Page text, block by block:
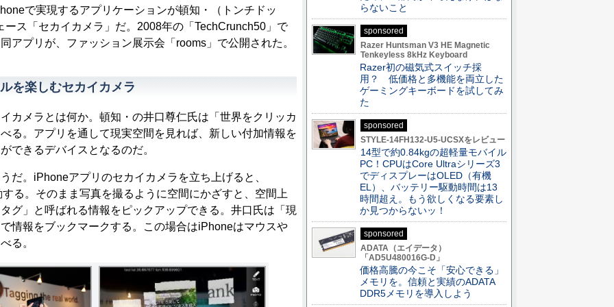
で実現するアプリケーションが頓知・（トンチドッ
ース「セカイカメラ」だ。2008年の「TechCrunch50」で
アプリが、ファッション展示会「rooms」で公開された。
を楽しむセカイカメラ
メラとは何か。頓知・の井口尊仁氏は「世界をクリッカ
る。アプリを通して現実空間を見れば、新しい付加情報を
できるデバイスとなるのだ。
。iPhoneアプリのセカイカメラを立ち上げると、
る。そのまま写真を撮るように空間にかざすと、空間上
グ」と呼ばれる情報をピックアップできる。井口氏は「現
情報をブックマークする。この場合はiPhoneはマウスや
る。
らないこと
sponsored
Razer Huntsman V3 HE Magnetic
Tenkeyless 8kHz Keyboard
Razer初の磁気式スイッチ採
用？ 低価格と多機能を両立した
ゲーミングキーボードを試してみ
た
sponsored
STYLE-14FH132-U5-UCSXをレビュー
14型で約0.84kgの超軽量モバイル
PC！CPUはCore Ultraシリーズ3
でディスプレーはOLED（有機
EL）、バッテリー駆動時間は13
時間超え。もう欲しくなる要素し
か見つからないッ！
sponsored
ADATA（エイデータ）
「AD5U480016G-D」
価格高騰の今こそ「安心できる」
メモリを。信頼と実績のADATA
DDR5メモリを導入しよう